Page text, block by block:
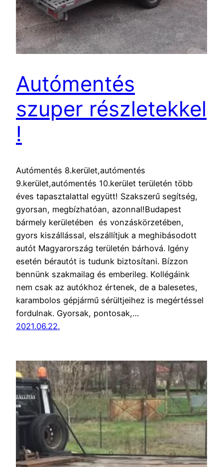
Autómentés
szuper részletekkel
!
Autómentés 8.kerület,autómentés
9.kerület,autómentés 10.kerület területén több
éves tapasztalattal együtt! Szakszerű segítség,
gyorsan, megbízhatóan, azonnal!Budapest
bármely kerületében és vonzáskörzetében,
gyors kiszállással, elszállítjuk a meghibásodott
autót Magyarország területén bárhová. Igény
esetén bérautót is tudunk biztosítani. Bízzon
bennünk szakmailag és emberileg. Kollégáink
nem csak az autókhoz értenek, de a balesetes,
karambolos gépjármű sérültjeihez is megértéssel
fordulnak. Gyorsak, pontosak,…
2021.06.22.